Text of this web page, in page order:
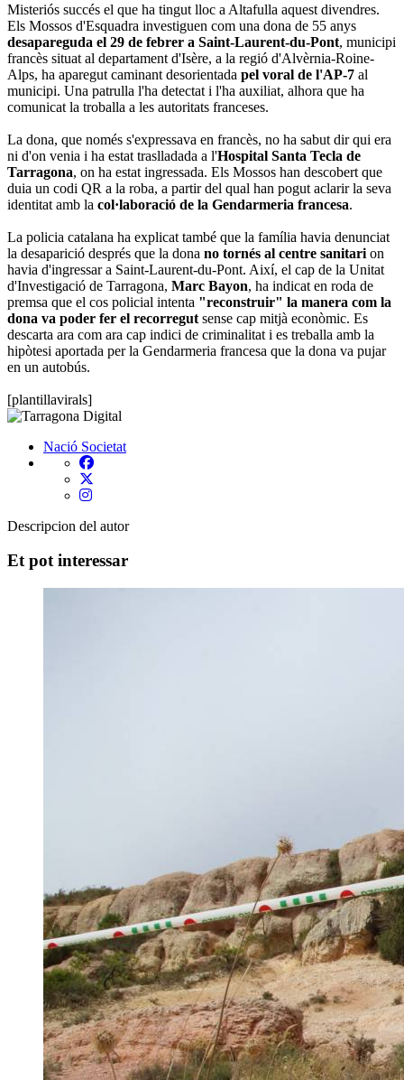
Misteriós succés el que ha tingut lloc a Altafulla aquest divendres.
Els Mossos d'Esquadra investiguen com una dona de 55 anys
desapareguda el 29 de febrer a Saint-Laurent-du-Pont, municipi
francès situat al departament d'Isère, a la regió d'Alvèrnia-Roine-
Alps, ha aparegut caminant desorientada pel voral de l'AP-7 al
municipi. Una patrulla l'ha detectat i l'ha auxiliat, alhora que ha
comunicat la troballa a les autoritats franceses.
La dona, que només s'expressava en francès, no ha sabut dir qui era
ni d'on venia i ha estat traslladada a l'Hospital Santa Tecla de
Tarragona, on ha estat ingressada. Els Mossos han descobert que
duia un codi QR a la roba, a partir del qual han pogut aclarir la seva
identitat amb la col·laboració de la Gendarmeria francesa.
La policia catalana ha explicat també que la família havia denunciat
la desaparició després que la dona no tornés al centre sanitari on
havia d'ingressar a Saint-Laurent-du-Pont. Així, el cap de la Unitat
d'Investigació de Tarragona, Marc Bayon, ha indicat en roda de
premsa que el cos policial intenta "reconstruir" la manera com la
dona va poder fer el recorregut sense cap mitjà econòmic. Es
descarta ara com ara cap indici de criminalitat i es treballa amb la
hipòtesi aportada per la Gendarmeria francesa que la dona va pujar
en un autobús.
[plantillavirals]
Nació Societat
Descripcion del autor
Et pot interessar